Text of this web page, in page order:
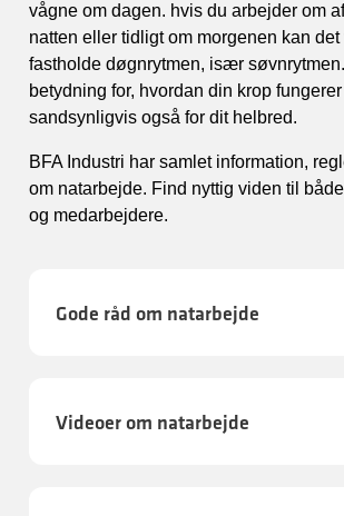
vågne om dagen. hvis du arbejder om
natten eller tidligt om morgenen kan
fastholde døgnrytmen, især
betydning for, hvordan din krop
sandsynligvis også for dit helbred.
BFA Industri har samlet information,
om natarbejde. Find nyttig viden til
og medarbejdere.
Gode råd om natarbejde
Videoer om natarbejde